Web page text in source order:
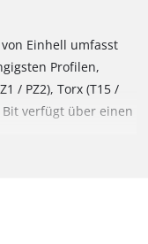
Einhell umfasst
Profilen,
/ PZ2), Torx (T15 /
Bit verfügt über einen
Identifikation